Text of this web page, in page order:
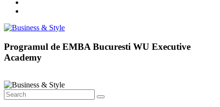
Business
&
Știri
cu
Programul de EMBA Bucuresti WU Executive
Academy